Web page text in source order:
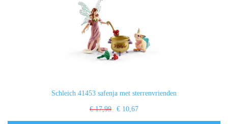
Schleich 41453 safenja met sterrenvrienden
€ 17,99 € 10,67